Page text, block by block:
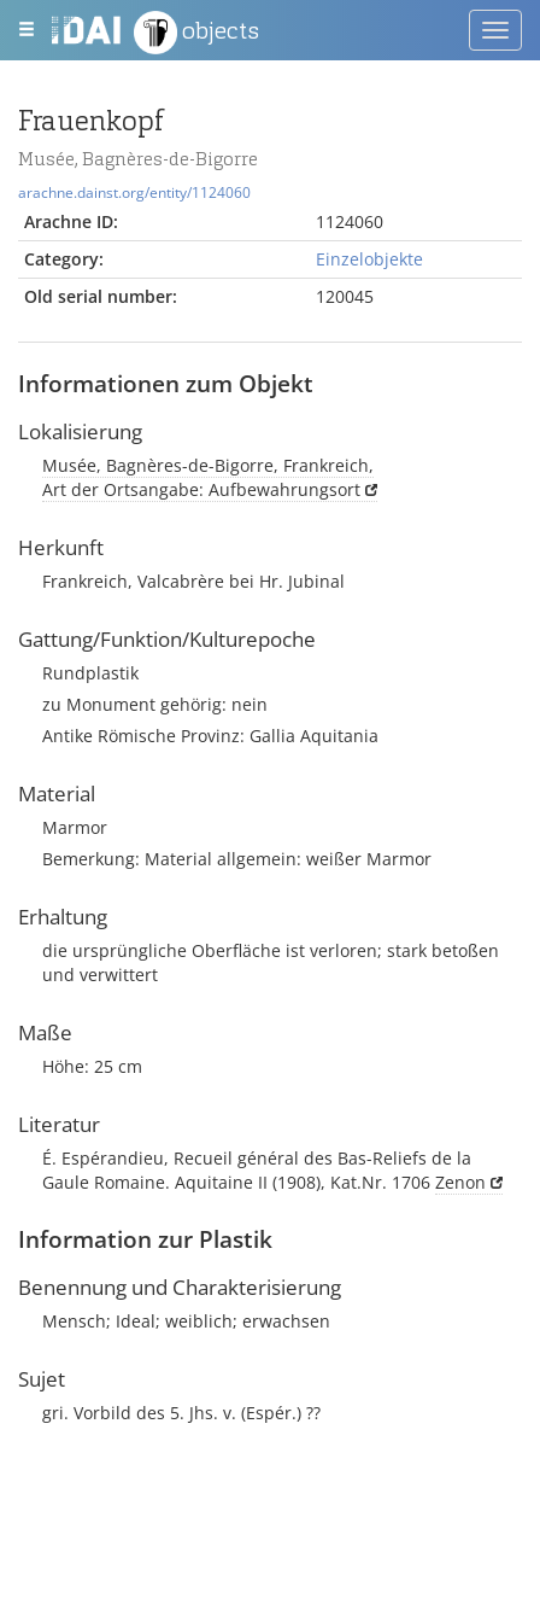
objects
Frauenkopf
Musée, Bagnères-de-Bigorre
arachne.dainst.org/entity/1124060
Arachne ID:
1124060
Category:
Einzelobjekte
Old serial number:
120045
Informationen zum Objekt
Lokalisierung
Musée, Bagnères-de-Bigorre, Frankreich,
Art der Ortsangabe: Aufbewahrungsort
Herkunft
Frankreich, Valcabrère bei Hr. Jubinal
Gattung/Funktion/Kulturepoche
Rundplastik
zu Monument gehörig: nein
Antike Römische Provinz: Gallia Aquitania
Material
Marmor
Bemerkung: Material allgemein: weißer Marmor
Erhaltung
die ursprüngliche Oberfläche ist verloren; stark betoßen
und verwittert
Maße
Höhe: 25 cm
Literatur
É. Espérandieu, Recueil général des Bas-Reliefs de la
Gaule Romaine. Aquitaine II (1908), Kat.Nr. 1706 Zenon
Information zur Plastik
Benennung und Charakterisierung
Mensch; Ideal; weiblich; erwachsen
Sujet
gri. Vorbild des 5. Jhs. v. (Espér.) ??